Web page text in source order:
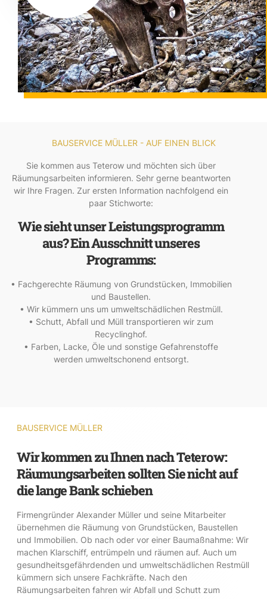
BAUSERVICE MÜLLER - AUF EINEN BLICK
Sie kommen aus Teterow und möchten sich über
Räumungsarbeiten informieren. Sehr gerne beantworten
wir Ihre Fragen. Zur ersten Information nachfolgend ein
paar Stichworte:
Wie sieht unser Leistungsprogramm
aus? Ein Ausschnitt unseres
Programms:
• Fachgerechte Räumung von Grundstücken, Immobilien
und Baustellen.
• Wir kümmern uns um umweltschädlichen Restmüll.
• Schutt, Abfall und Müll transportieren wir zum
Recyclinghof.
• Farben, Lacke, Öle und sonstige Gefahrenstoffe
werden umweltschonend entsorgt.
BAUSERVICE MÜLLER
Wir kommen zu Ihnen nach Teterow:
Räumungsarbeiten sollten Sie nicht auf
die lange Bank schieben
Firmengründer Alexander Müller und seine Mitarbeiter
übernehmen die Räumung von Grundstücken, Baustellen
und Immobilien. Ob nach oder vor einer Baumaßnahme: Wir
machen Klarschiff, entrümpeln und räumen auf. Auch um
gesundheitsgefährdenden und umweltschädlichen Restmüll
kümmern sich unsere Fachkräfte. Nach den
Räumungsarbeiten fahren wir Abfall und Schutt zum